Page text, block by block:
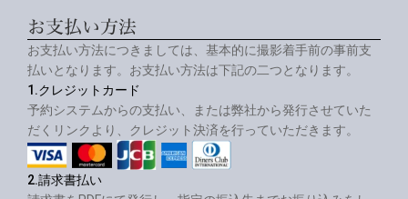
お支払い方法
お支払い方法につきましては、基本的に撮影着手前の事前支
払いとなります。お支払い方法は下記の二つとなります。
1.クレジットカード
予約システムからの支払い、または弊社から発行させていた
だくリンクより、クレジット決済を行っていただきます。
2.請求書払い